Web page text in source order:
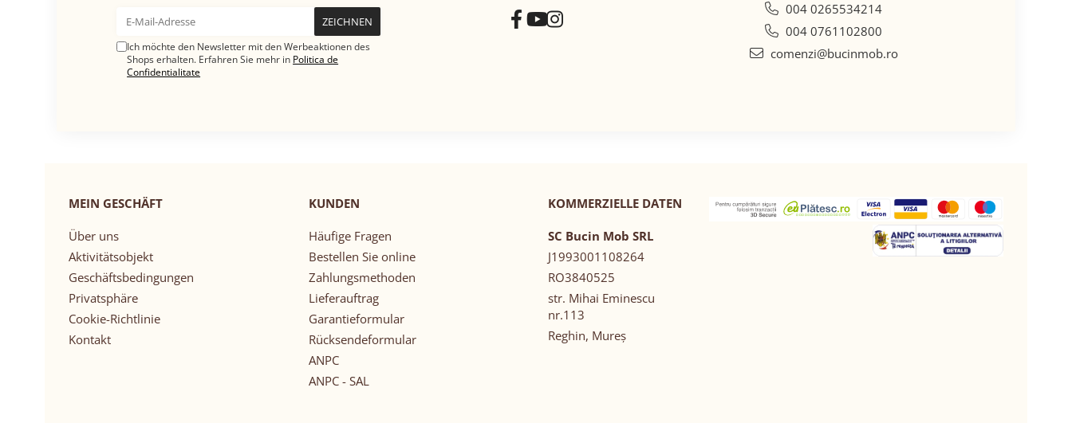
Ich möchte den Newsletter mit den Werbeaktionen des
Shops erhalten. Erfahren Sie mehr in Politica de
Confidentialitate
004 0265534214
004 0761102800
comenzi@bucinmob.ro
MEIN GESCHÄFT
Über uns
Aktivitätsobjekt
Geschäftsbedingungen
Privatsphäre
Cookie-Richtlinie
Kontakt
KUNDEN
Häufige Fragen
Bestellen Sie online
Zahlungsmethoden
Lieferauftrag
Garantieformular
Rücksendeformular
ANPC
ANPC - SAL
KOMMERZIELLE DATEN
SC Bucin Mob SRL
J1993001108264
RO3840525
str. Mihai Eminescu
nr.113
Reghin, Mureș